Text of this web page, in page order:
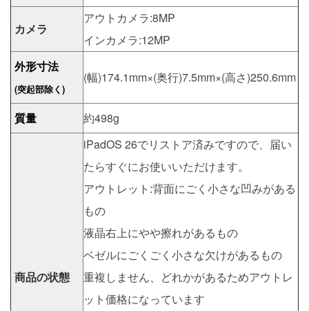
カメラ
アウトカメラ:8MP
インカメラ:12MP
外形寸法
(突起部除く)
(幅)174.1mm×(奥行)7.5mm×(高さ)250.6mm
質量 約498g
商品の状態
iPadOS 26でリストア済みですので、届い
たらすぐにお使いいただけます。
アウトレット:背面にごく小さな凹みがある
もの
液晶右上にやや擦れがあるもの
ベゼルにごくごく小さな欠けがあるもの
重複しません、どれかがあるためアウトレ
ット価格になっています